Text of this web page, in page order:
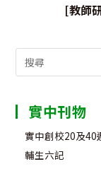
[教師
Search
for:
實中刊物
實中創校20及40
輔生六記